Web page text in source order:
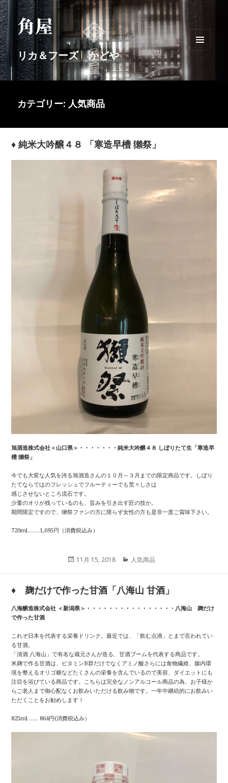
リカ＆フーズ かどや
ーとウ
ット
カテゴリー: 人気商品
♦ 純米大吟醸４８ 「寒造早槽 獺祭」
旭酒造株式会社＜山口県＞・・・・・・・純米大吟醸４８ しぼりたて生「寒造早
槽 獺祭」
今でも大変な人気を誇る旭酒造さんの１０月～３月までの限定商品です。しぼり
たてならではのフレッシュでフルーティーでも荒々しさは
感じさせないところ流石です。
少量のオリが残っているのも、旨みを引き出す匠の技か。
期間限定ですので、獺祭ファンの方に限らず女性の方も是非一度ご賞味下さい。
720ml……..1,695円（消費税込み）
投
11月 15, 2018
カ
リ
ー
人気商品
♦︎ 麹だけで作った甘酒「八海山 甘酒」
八海醸造株式会社 ＜新潟県＞・・・・・・・・・・・・・・・・八海山 麹だけ
で作った甘酒
これぞ日本を代表する栄養ドリンク。最近では、「飲む点滴」とまで言われてい
る甘酒。
「清酒 八海山」で有名な蔵元さんが造る、甘酒ブームを代表する商品です。
米麹で作る甘酒は、ビタミンB群だけでなくアミノ酸さらには食物繊維、腸内環
境を整えるオリゴ糖などたくさんの栄養を含んでいるので美容、ダイエットにも
注目を浴びている商品です。こちらは完全なノンアルコール商品の為、お子様か
らご老人まで御心配なくお飲みいただける飲み物です。一年中継続的にお飲みい
ただくことをお勧めします！
825ml …… 864円(消費税込み）